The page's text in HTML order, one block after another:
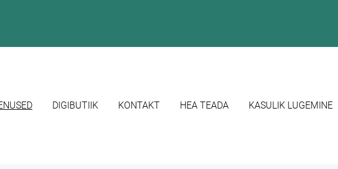
DIGIBUTIIK KONTAKT HEA TEADA KASULIK LUGEMINE